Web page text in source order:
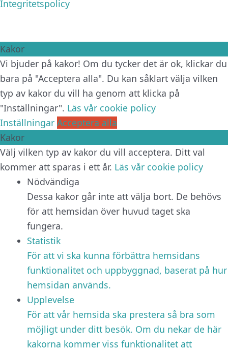
Integritetspolicy
Kakor
Vi bjuder på kakor! Om du tycker det är ok, klickar du
bara på "Acceptera alla". Du kan såklart välja vilken
typ av kakor du vill ha genom att klicka på
"Inställningar". Läs vår cookie policy
Inställningar Acceptera alla
Kakor
Välj vilken typ av kakor du vill acceptera. Ditt val
kommer att sparas i ett år. Läs vår cookie policy
Nödvändiga
Dessa kakor går inte att välja bort. De behövs
för att hemsidan över huvud taget ska
fungera.
Statistik
För att vi ska kunna förbättra hemsidans
funktionalitet och uppbyggnad, baserat på hur
hemsidan används.
Upplevelse
För att vår hemsida ska prestera så bra som
möjligt under ditt besök. Om du nekar de här
kakorna kommer viss funktionalitet att